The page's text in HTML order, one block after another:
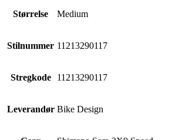
Størrelse Medium
Stilnummer 11213290117
Stregkode 11213290117
Leverandør Bike Design